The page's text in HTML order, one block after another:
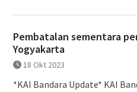
Pembatalan sementara
Yogyakarta
18 Okt 2023
*KAI Bandara Update* KAI